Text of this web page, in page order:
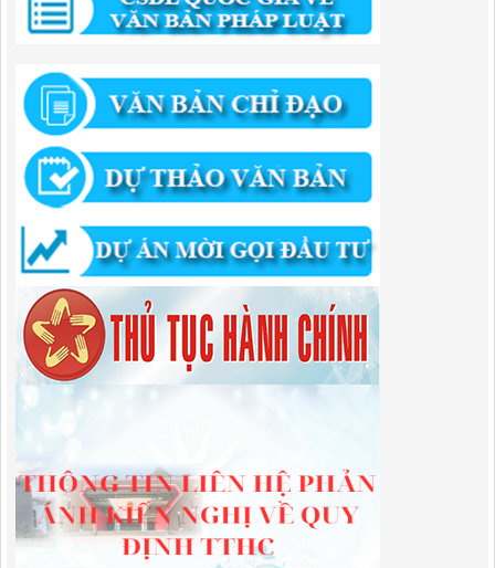
294/QĐ-UBND
QUYẾT ĐỊNH Về việc phê duyệt quy trình nội bộ giải quyết thủ tục
quyết của Ban Quản lý Khu kinh tế tỉnh Cao Bằng
Lượt xem:674 | lượt tải:203
292/QĐ-UBND
Quyết định về việc công bố danh mục thủ tục hành chính mới ban
hành trong lĩnh vực khu công nghiệp, khu kinh tế thuộc thẩm quyền
giải quyết của Ban Quản lý Khu kinh tế tỉnh Cao Bằng
Lượt xem:518 | lượt tải:363
314/QĐ-BQLKKT
QUYẾT ĐỊNH Về việc công bố công khai thu hồi dự toán chi ngân
sách năm 2024
Lượt xem:489 | lượt tải:337
225/QĐ-BQLKKT
QUYẾT ĐỊNH Về việc công bố công khai giao dự toán chi ngân sách
năm 2024
01/2026/NQ-HĐND
Nghị Quyết Quy định mức thu, chế độ thu, nộp, quản lý và sử dụng
Phí sử dụng công trình kết cấu hạ tầng, công trình dịch vụ, tiện ích
công cộng trong khu vực cửa khẩu trên địa bàn tỉnh Cao Bằng